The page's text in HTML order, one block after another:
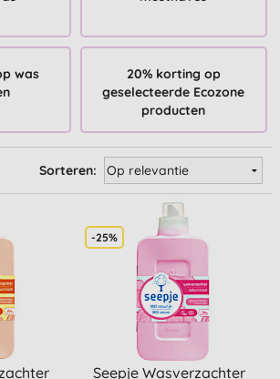
was
20% korting op
geselecteerde Ecozone
producten
Sorteren:
-25%
Seepje Wasverzachter